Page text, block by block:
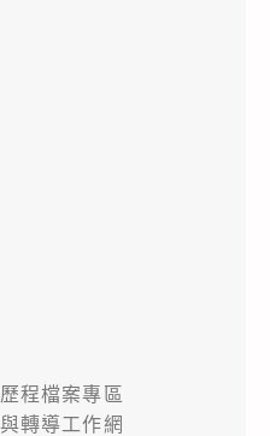
程檔案專區
轉導工作網